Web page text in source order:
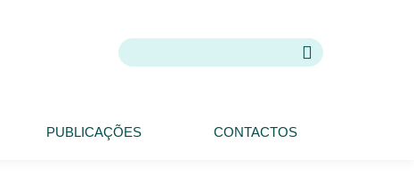
PUBLICAÇÕES CONTACTOS